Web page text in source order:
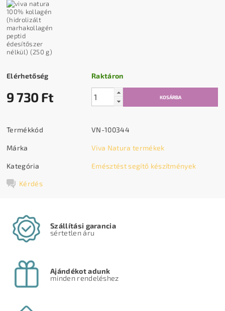
Elérhetőség Raktáron
9 730 Ft
Termékkód VN-100344
Márka Viva Natura termékek
Kategória Emésztést segítő készítmények
Kérdés
Szállítási garancia
sértetlen áru
Ajándékot adunk
minden rendeléshez